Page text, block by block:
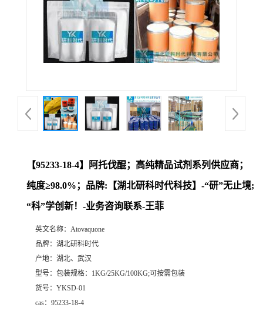
【95233-18-4】阿托伐醌；高纯精品试剂系列供应商；
纯度≥98.0%；品牌:【湖北研科时代科技】-“研”无止境;
“科”学创新！-业务咨询联系-王菲
英文名称： Atovaquone
品牌： 湖北研科时代
产地： 湖北、武汉
型号： 包装规格：1KG/25KG/100KG;可按需包装
货号： YKSD-01
cas： 95233-18-4